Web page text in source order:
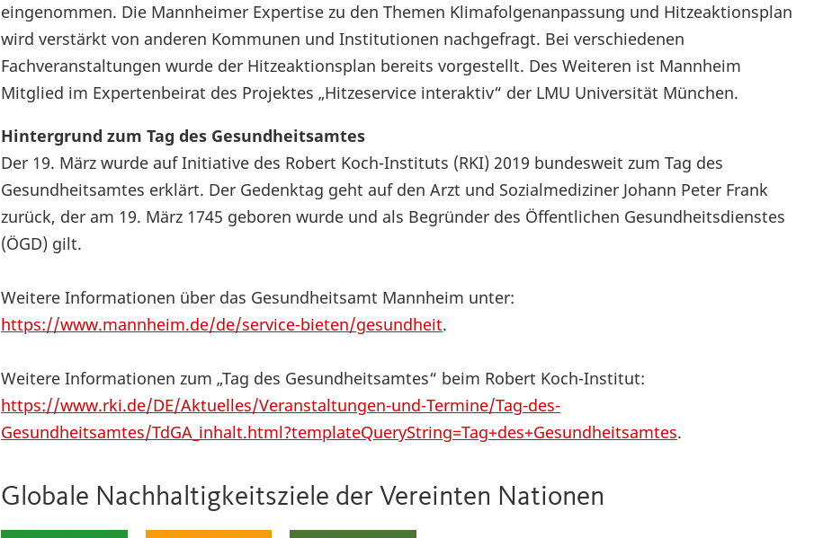
eingenommen. Die Mannheimer Expertise zu den Themen Klimafolgenanpassung und Hitzeaktionsplan
wird verstärkt von anderen Kommunen und Institutionen nachgefragt. Bei verschiedenen
Fachveranstaltungen wurde der Hitzeaktionsplan bereits vorgestellt. Des Weiteren ist Mannheim
Mitglied im Expertenbeirat des Projektes „Hitzeservice interaktiv“ der LMU Universität München.
Hintergrund zum Tag des Gesundheitsamtes
Der 19. März wurde auf Initiative des Robert Koch-Instituts (RKI) 2019 bundesweit zum Tag des
Gesundheitsamtes erklärt. Der Gedenktag geht auf den Arzt und Sozialmediziner Johann Peter Frank
zurück, der am 19. März 1745 geboren wurde und als Begründer des Öffentlichen Gesundheitsdienstes
(ÖGD) gilt.
Weitere Informationen über das Gesundheitsamt Mannheim unter:
https://www.mannheim.de/de/service-bieten/gesundheit.
Weitere Informationen zum „Tag des Gesundheitsamtes“ beim Robert Koch-Institut:
https://www.rki.de/DE/Aktuelles/Veranstaltungen-und-Termine/Tag-des-
Gesundheitsamtes/TdGA_inhalt.html?templateQueryString=Tag+des+Gesundheitsamtes.
Globale Nachhaltigkeitsziele der Vereinten Nationen